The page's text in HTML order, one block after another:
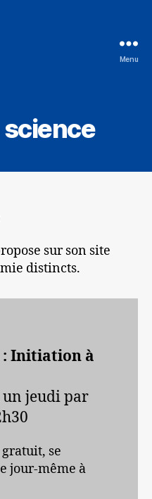
Menu
sur son site
distincts.
Initiation à
un jeudi par
se
jour-même à